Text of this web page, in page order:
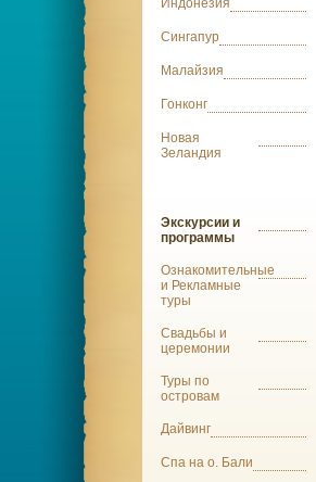
Индонезия
Сингапур
Малайзия
Гонконг
Новая
Зеландия
Экскурсии и
программы
Ознакомительные
и Рекламные
туры
Свадьбы и
церемонии
Туры по
островам
Дайвинг
Спа на о. Бали